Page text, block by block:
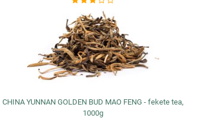
CHINA YUNNAN GOLDEN BUD MAO FENG - fekete tea,
1000g